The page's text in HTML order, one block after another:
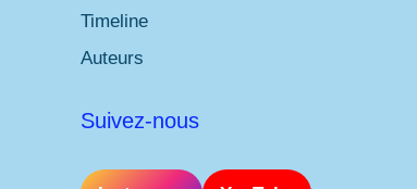
Timeline
Auteurs
Suivez-nous